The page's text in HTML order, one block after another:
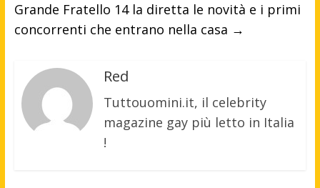
Grande Fratello 14 la diretta le novità e i primi
concorrenti che entrano nella casa →
Red
Tuttouomini.it, il celebrity
magazine gay più letto in Italia
!